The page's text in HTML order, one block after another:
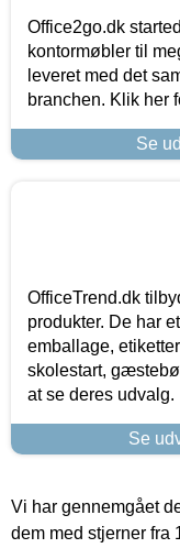
Office2go.dk
kontormøbler til
leveret med det
branchen. Klik her
Se
OfficeTrend.dk
produkter. De har
emballage,
skolestart,
at se deres udvalg.
Se
Vi har gennemgået
dem med stjerner fra